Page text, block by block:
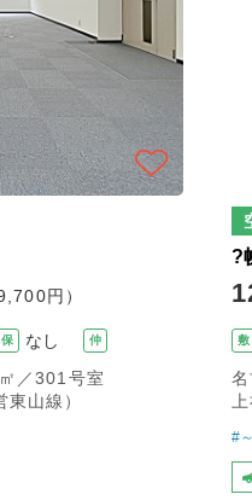
円）
保 なし 仲
／301号室
山線）
?
敷
#